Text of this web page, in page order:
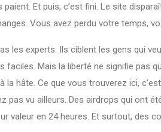
Et puis, c’est fini. Le site
Vous avez perdu votre temps,
les experts. Ils ciblent les gens qui
faciles. Mais la liberté ne signifie pas
la hâte. Ce que vous trouverez ici,
pas vu ailleurs. Des airdrops qui ont
valeur en 24 heures. Et surtout, des